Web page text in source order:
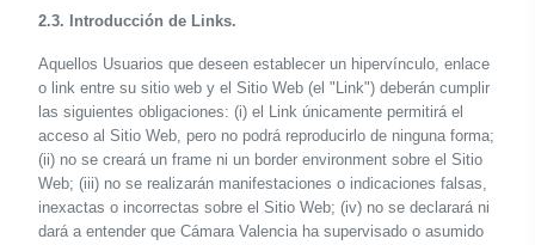
2.3. Introducción de Links.
Aquellos Usuarios que deseen establecer un hipervínculo, enlace
o link entre su sitio web y el Sitio Web (el "Link") deberán cumplir
las siguientes obligaciones: (i) el Link únicamente permitirá el
acceso al Sitio Web, pero no podrá reproducirlo de ninguna forma;
(ii) no se creará un frame ni un border environment sobre el Sitio
Web; (iii) no se realizarán manifestaciones o indicaciones falsas,
inexactas o incorrectas sobre el Sitio Web; (iv) no se declarará ni
dará a entender que Cámara Valencia ha supervisado o asumido